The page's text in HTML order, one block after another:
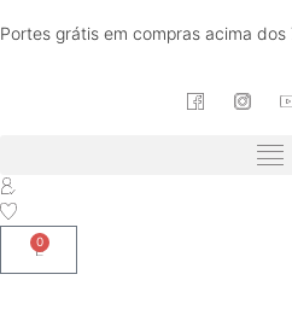
Portes grátis em compras acima
0